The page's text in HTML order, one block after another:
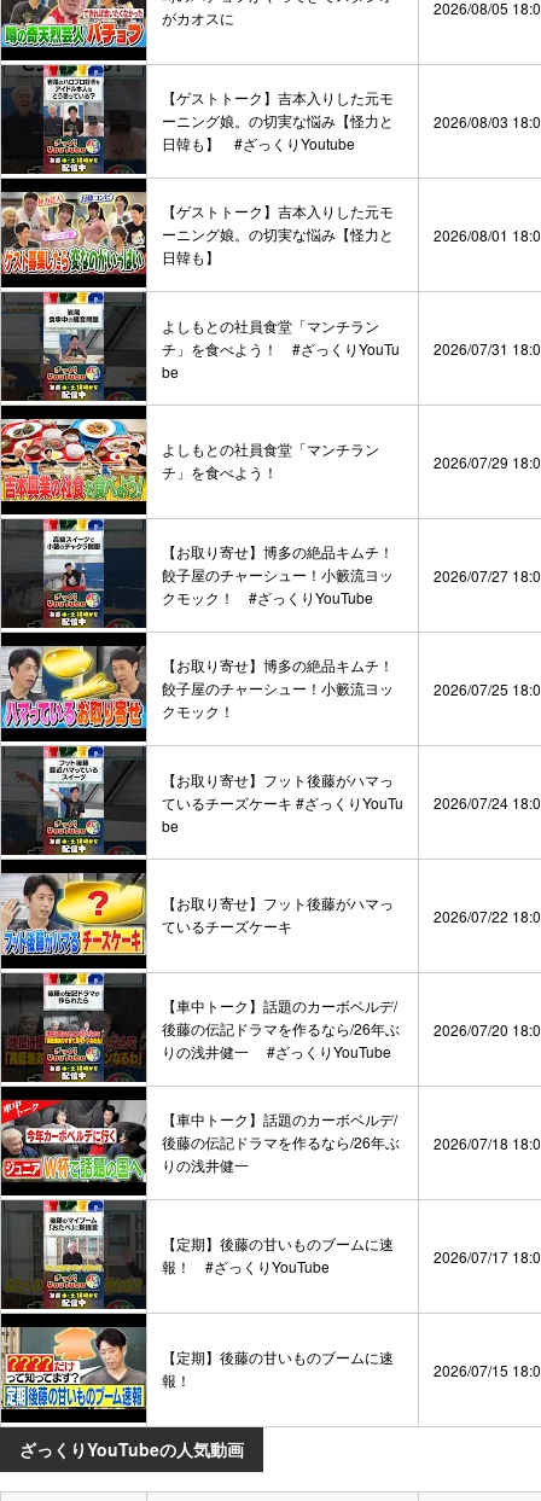
がカオスに
2026/08/05
【ゲストトーク】吉本入りした元モ
ーニング娘。の切実な悩み【怪力と
日韓も】 #ざっくりYoutube
2026/08/03
【ゲストトーク】吉本入りした元モ
ーニング娘。の切実な悩み【怪力と
日韓も】
2026/08/01
よしもとの社員食堂「マンチラン
チ」を食べよう！ #ざっくりYouTu
be
2026/07/31
よしもとの社員食堂「マンチラン
チ」を食べよう！
2026/07/29
【お取り寄せ】博多の絶品キムチ！
餃子屋のチャーシュー！小籔流ヨッ
クモック！ #ざっくりYouTube
2026/07/27
【お取り寄せ】博多の絶品キムチ！
餃子屋のチャーシュー！小籔流ヨッ
クモック！
2026/07/25
【お取り寄せ】フット後藤がハマっ
ているチーズケーキ #ざっくりYouTu
be
2026/07/24
【お取り寄せ】フット後藤がハマっ
ているチーズケーキ
2026/07/22
【車中トーク】話題のカーボベルデ/
後藤の伝記ドラマを作るなら/26年ぶ
りの浅井健一 #ざっくりYouTube
2026/07/20
【車中トーク】話題のカーボベルデ/
後藤の伝記ドラマを作るなら/26年ぶ
りの浅井健一
2026/07/18
【定期】後藤の甘いものブームに速
報！ #ざっくりYouTube
2026/07/17
【定期】後藤の甘いものブームに速
報！
2026/07/15
ざっくりYouTubeの人気動画